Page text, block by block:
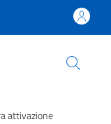
attivazione